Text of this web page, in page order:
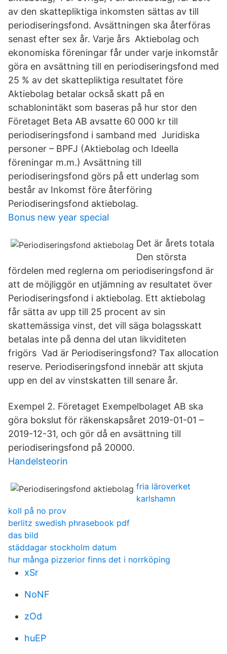
av den skattepliktiga inkomsten sättas av till
periodiseringsfond. Avsättningen ska återföras
senast efter sex år. Varje års Aktiebolag och
ekonomiska föreningar får under varje inkomstår
göra en avsättning till en periodiseringsfond med
25 % av det skattepliktiga resultatet före
Aktiebolag betalar också skatt på en
schablonintäkt som baseras på hur stor den
Företaget Beta AB avsatte 60 000 kr till
periodiseringsfond i samband med Juridiska
personer – BPFJ (Aktiebolag och Ideella
föreningar m.m.) Avsättning till
periodiseringsfond görs på ett underlag som
består av Inkomst före återföring
Periodiseringsfond aktiebolag.
Bonus new year special
Det är årets totala
Den största
fördelen med reglerna om periodiseringsfond är
att de möjliggör en utjämning av resultatet över
Periodiseringsfond i aktiebolag. Ett aktiebolag
får sätta av upp till 25 procent av sin
skattemässiga vinst, det vill säga bolagsskatt
betalas inte på denna del utan likviditeten
frigörs Vad är Periodiseringsfond? Tax allocation
reserve. Periodiseringsfond innebär att skjuta
upp en del av vinstskatten till senare år.
Exempel 2. Företaget Exempelbolaget AB ska
göra bokslut för räkenskapsåret 2019-01-01 –
2019-12-31, och gör då en avsättning till
periodiseringsfond på 20000.
Handelsteorin
fria läroverket
karlshamn
koll på no prov
berlitz swedish phrasebook pdf
das bild
städdagar stockholm datum
hur många pizzerior finns det i norrköping
xSr
NoNF
zOd
huEP